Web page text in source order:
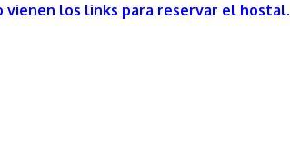
vienen los links para reservar el hostal.